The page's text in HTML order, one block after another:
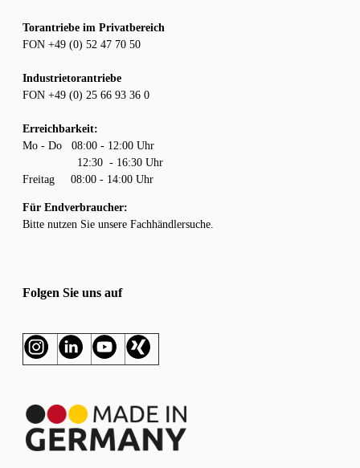
Torantriebe im Privatbereich
FON +49 (0) 52 47 70 50
Industrietorantriebe
FON +49 (0) 25 66 93 36 0
Erreichbarkeit:
Mo - Do 08:00 - 12:00 Uhr
12:30 - 16:30 Uhr
Freitag 08:00 - 14:00 Uhr
Für Endverbraucher:
Bitte nutzen Sie unsere Fachhändlersuche.
Folgen Sie uns auf